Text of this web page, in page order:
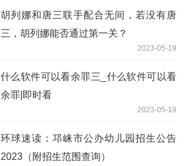
胡列娜和唐三联手配合无间，若没有唐
三，胡列娜能否通过第一关？
2023-05-19
什么软件可以看余罪三_什么软件可以看
余罪|即时看
2023-05-19
环球速读：邛崃市公办幼儿园招生公告
2023（附招生范围查询）